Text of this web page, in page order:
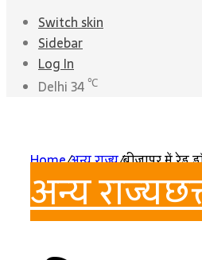
Switch skin
Sidebar
Log In
Delhi34℃
Home/अन्य राज्य/बीजापुर में रेड
अन्य राज्य